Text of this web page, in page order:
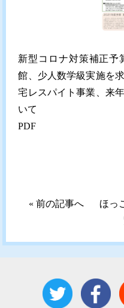
新型コロナ対策補正予
館、少人数学級実施を
宅レスパイト事業、来
いて
PDF
«前の記事へ
ほっ